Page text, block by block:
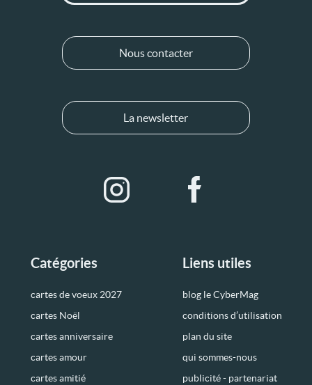
Catégories
cartes de voeux 2027
cartes Noël
cartes anniversaire
cartes amour
cartes amitié
Liens utiles
blog le CyberMag
conditions d’utilisation
plan du site
qui sommes-nous
publicité - partenariat
Nous contacter
La newsletter